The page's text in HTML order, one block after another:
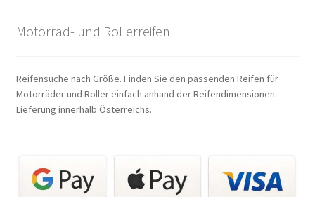
Motorrad- und Rollerreifen
Reifensuche nach Größe. Finden Sie den passenden Reifen für
Motorräder und Roller einfach anhand der Reifendimensionen.
Lieferung innerhalb Österreichs.